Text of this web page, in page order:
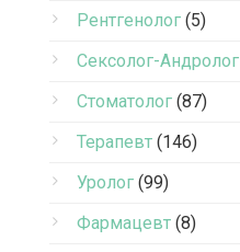
Рентгенолог (5)
Сексолог-Андролог
Стоматолог (87)
Терапевт (146)
Уролог (99)
Фармацевт (8)